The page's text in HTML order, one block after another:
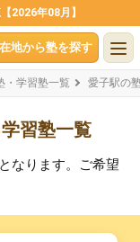
2026年08月】
地から塾を探す
・学習塾一覧 愛子駅の
習塾一覧
なります。ご希望